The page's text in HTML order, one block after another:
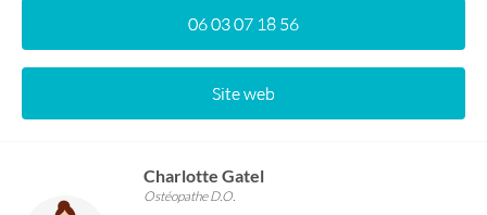
06 03 07 18 56
Site web
Charlotte Gatel
Ostéopathe D.O.